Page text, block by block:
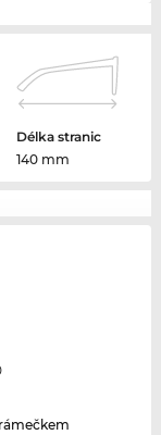
Délka stranic
140 mm